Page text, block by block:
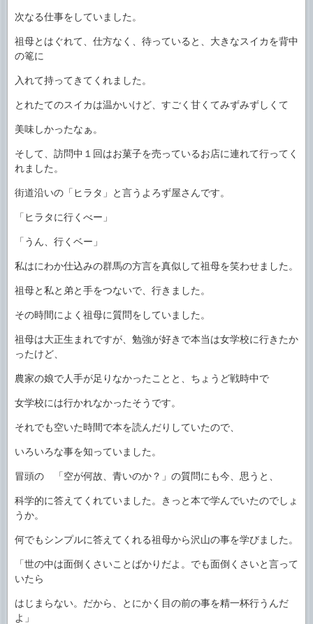
次なる仕事をしていました。
祖母とはぐれて、仕方なく、待っていると、大きなスイカを背中
の篭に
入れて持ってきてくれました。
とれたてのスイカは温かいけど、すごく甘くてみずみずしくて
美味しかったなぁ。
そして、訪問中１回はお菓子を売っているお店に連れて行ってく
れました。
街道沿いの「ヒラタ」と言うよろず屋さんです。
「ヒラタに行くべー」
「うん、行くベー」
私はにわか仕込みの群馬の方言を真似して祖母を笑わせました。
祖母と私と弟と手をつないで、行きました。
その時間によく祖母に質問をしていました。
祖母は大正生まれですが、勉強が好きで本当は女学校に行きたか
ったけど、
農家の娘で人手が足りなかったことと、ちょうど戦時中で
女学校には行かれなかったそうです。
それでも空いた時間で本を読んだりしていたので、
いろいろな事を知っていました。
冒頭の 「空が何故、青いのか？」の質問にも今、思うと、
科学的に答えてくれていました。きっと本で学んでいたのでしょ
うか。
何でもシンプルに答えてくれる祖母から沢山の事を学びました。
「世の中は面倒くさいことばかりだよ。でも面倒くさいと言って
いたら
はじまらない。だから、とにかく目の前の事を精一杯行うんだ
よ」